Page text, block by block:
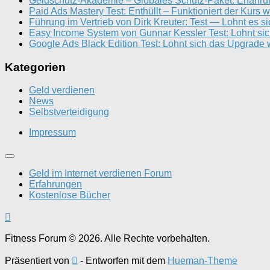
Paid Ads Mastery Test: Enthüllt – Funktioniert der Kurs
Führung im Vertrieb von Dirk Kreuter: Test — Lohnt es
Easy Income System von Gunnar Kessler Test: Lohnt
Google Ads Black Edition Test: Lohnt sich das Upgrade
Kategorien
Geld verdienen
News
Selbstverteidigung
Impressum
Geld im Internet verdienen Forum
Erfahrungen
Kostenlose Bücher
Fitness Forum © 2026. Alle Rechte vorbehalten.
Präsentiert von - Entworfen mit dem Hueman-Theme